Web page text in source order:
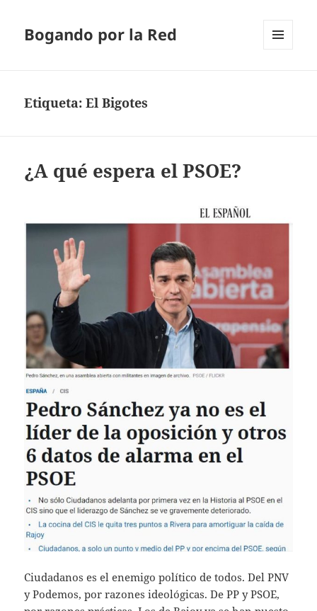
Bogando por la Red
Etiqueta:El Bigotes
¿A qué espera el PSOE?
Ciudadanos es el enemigo político de todos. Del PNV
y Podemos, por razones ideológicas. De PP y PSOE,